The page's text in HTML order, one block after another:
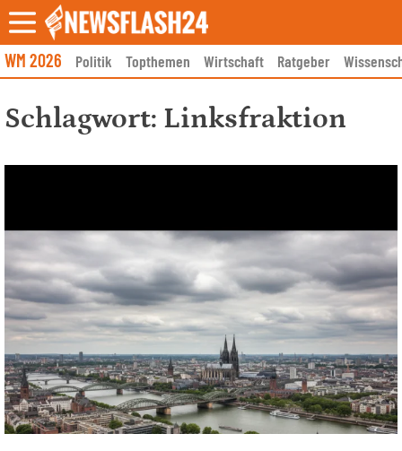
Skip
to
content
WM 2026 Politik Topthemen Wirtschaft Ratgeber
Schlagwort: Linksfraktion